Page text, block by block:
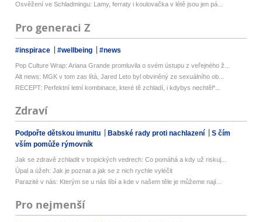
Osvěžení ve Schladmingu: Lamy, ferraty i koulovačka v létě jsou jen pá...
Pro generaci Z
#inspirace #wellbeing #news
Pop Culture Wrap: Ariana Grande promluvila o svém ústupu z veřejného ž...
Alt news: MGK v tom zas lítá, Jared Leto byl obviněný ze sexuálního ob...
RECEPT: Perfektní letní kombinace, které tě zchladí, i kdybys nechtěl*...
Zdraví
Podpořte dětskou imunitu Babské rady proti nachlazení
S čím
vším pomůže rýmovník
Jak se zdravě zchladit v tropických vedrech: Co pomáhá a kdy už riskuj...
Úpal a úžeh: Jak je poznat a jak se z nich rychle vyléčit
Parazité v nás: Kterým se u nás líbí a kde v našem těle je můžeme nají...
Pro nejmenší